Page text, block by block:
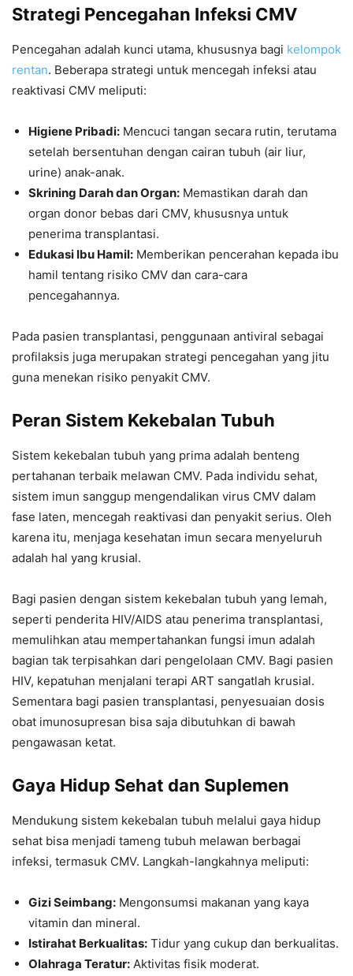
Strategi Pencegahan Infeksi CMV
Pencegahan adalah kunci utama, khususnya bagi kelompok
rentan. Beberapa strategi untuk mencegah infeksi atau
reaktivasi CMV meliputi:
Higiene Pribadi: Mencuci tangan secara rutin, terutama
setelah bersentuhan dengan cairan tubuh (air liur,
urine) anak-anak.
Skrining Darah dan Organ: Memastikan darah dan
organ donor bebas dari CMV, khususnya untuk
penerima transplantasi.
Edukasi Ibu Hamil: Memberikan pencerahan kepada ibu
hamil tentang risiko CMV dan cara-cara
pencegahannya.
Pada pasien transplantasi, penggunaan antiviral sebagai
profilaksis juga merupakan strategi pencegahan yang jitu
guna menekan risiko penyakit CMV.
Peran Sistem Kekebalan Tubuh
Sistem kekebalan tubuh yang prima adalah benteng
pertahanan terbaik melawan CMV. Pada individu sehat,
sistem imun sanggup mengendalikan virus CMV dalam
fase laten, mencegah reaktivasi dan penyakit serius. Oleh
karena itu, menjaga kesehatan imun secara menyeluruh
adalah hal yang krusial.
Bagi pasien dengan sistem kekebalan tubuh yang lemah,
seperti penderita HIV/AIDS atau penerima transplantasi,
memulihkan atau mempertahankan fungsi imun adalah
bagian tak terpisahkan dari pengelolaan CMV. Bagi pasien
HIV, kepatuhan menjalani terapi ART sangatlah krusial.
Sementara bagi pasien transplantasi, penyesuaian dosis
obat imunosupresan bisa saja dibutuhkan di bawah
pengawasan ketat.
Gaya Hidup Sehat dan Suplemen
Mendukung sistem kekebalan tubuh melalui gaya hidup
sehat bisa menjadi tameng tubuh melawan berbagai
infeksi, termasuk CMV. Langkah-langkahnya meliputi:
Gizi Seimbang: Mengonsumsi makanan yang kaya
vitamin dan mineral.
Istirahat Berkualitas: Tidur yang cukup dan berkualitas.
Olahraga Teratur: Aktivitas fisik moderat.